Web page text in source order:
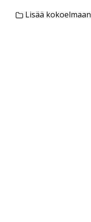
Lisää kokoelmaan